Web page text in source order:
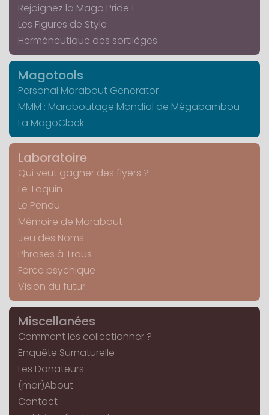
Rejoignez la Mago Pride !
Les Figures de Style
Herméneutique des sortilèges
Magotools
Personal Marabout Generator
MMM : Maraboutage Mondial de Mégabambou
La MagoClock
Laboratoire
Qui veut gagner des flyers ?
Le Taquin
Le Pendu
Mémoire de Marabout
Jeu des Noms
Phrases à Trous
Force psychique
Vision du futur
Miscellanées
Comment les collectionner ?
Enquête Surnaturelle
Les Donateurs
(mar)About
Contact